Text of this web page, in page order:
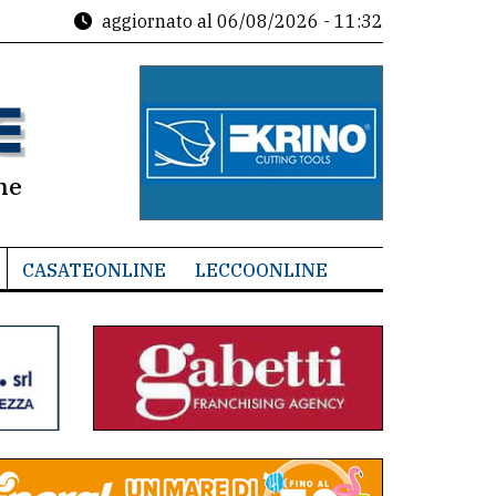
aggiornato al 06/08/2026 - 11:32
CASATEONLINE LECCOONLINE